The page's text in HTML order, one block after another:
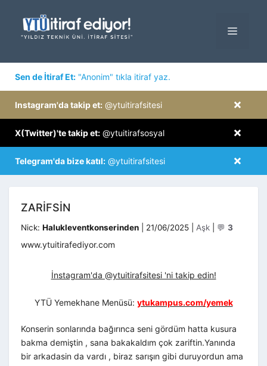
MENÜ
Sen de İtiraf Et: "Anonim" tıkla itiraf yaz.
×
Instagram'da takip et: @ytuitirafsitesi
×
X(Twitter)'te takip et: @ytuitirafsosyal
×
Telegram'da bize katıl: @ytuitirafsitesi
ZARIFSIN
Nick: Halukleventkonserinden 21/06/2025 Kategoriler
Aşk 💬 3
www.ytuitirafediyor.com
İnstagram'da @ytuitirafsitesi 'ni takip edin!
YTÜ Yemekhane Menüsü: ytukampus.com/yemek
Konserin sonlarında bağırınca seni gördüm hatta kusura
bakma demiştin , sana bakakaldım çok zariftin.Yanında
bir arkadasin da vardı , biraz sarışın gibi duruyordun ama